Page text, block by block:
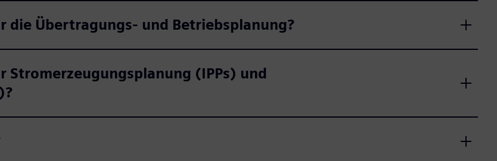
die Übertragungs- und Betriebsplanung?
Stromerzeugungsplanung (IPPs) und